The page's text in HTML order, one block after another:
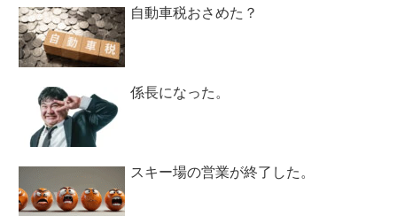
自動車税おさめた？
係長になった。
スキー場の営業が終了した。